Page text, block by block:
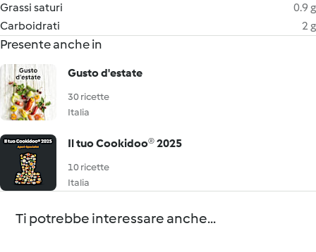
Grassi saturi
0.9 g
Carboidrati
2 g
Presente anche in
Gusto d'estate
30 ricette
Italia
Il tuo Cookidoo® 2025
10 ricette
Italia
Ti potrebbe interessare anche...